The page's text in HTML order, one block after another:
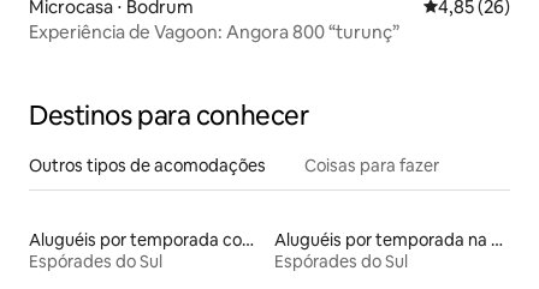
Microcasa ⋅ Bodrum 4,85 de uma
4,85 (26)
Experiência de Vagoon: Angora 800 “turunç”
Destinos para conhecer
Outros tipos de acomodações Coisas para fazer
Aluguéis por temporada com cama de altura acessível
Espórades do Sul
Aluguéis por temporada na orla
Espórades do Sul